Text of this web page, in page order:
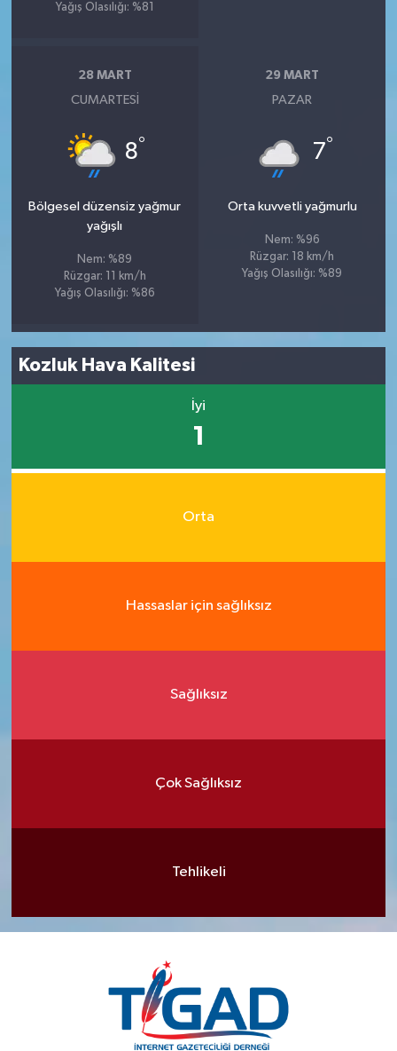
Yağış Olasılığı: %81
28 MART
CUMARTESI
8°
Bölgesel düzensiz yağmur
yağışlı
Nem: %89
Rüzgar: 11 km/h
Yağış Olasılığı: %86
29 MART
PAZAR
7°
Orta kuvvetli yağmurlu
Nem: %96
Rüzgar: 18 km/h
Yağış Olasılığı: %89
Kozluk Hava Kalitesi
İyi
1
Orta
Hassaslar için sağlıksız
Sağlıksız
Çok Sağlıksız
Tehlikeli